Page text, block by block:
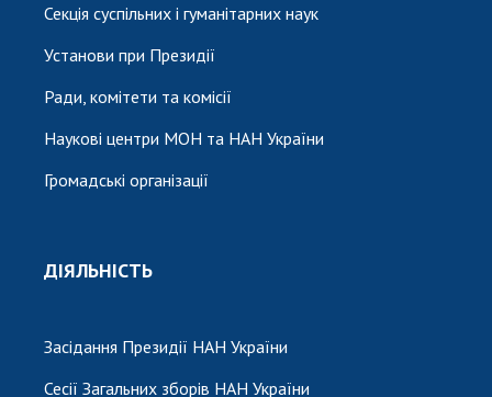
Секція суспільних і гуманітарних наук
Установи при Президії
Ради, комітети та комісії
Наукові центри МОН та НАН України
Громадські організації
ДІЯЛЬНІСТЬ
Засідання Президії НАН України
Сесії Загальних зборів НАН України